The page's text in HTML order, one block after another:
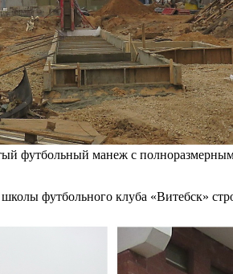
футбольный манеж с
футбольного клуба «Витебск»